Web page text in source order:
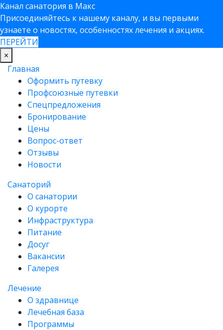
Канал санатория в Макс
Присоединяйтесь к нашему каналу, и вы первыми
узнаете о новостях, особенностях лечения и акциях.
ПЕРЕЙТИ
×
Главная
Оформить путевку
Профсоюзные путевки
Спецпредложения
Бронирование
Цены
Вопрос-ответ
Отзывы
Новости
Санаторий
О санатории
О курорте
Инфраструктура
Питание
Досуг
Вакансии
Галерея
Лечение
О здравнице
Лечебная база
Программы